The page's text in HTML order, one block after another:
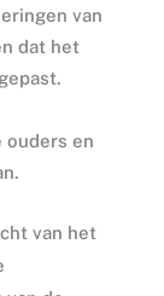
van
dat het
ouders en
van het